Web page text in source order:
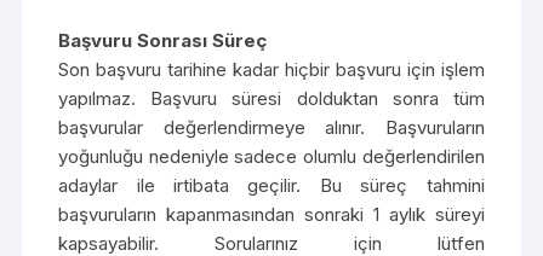
Başvuru Sonrası Süreç
Son başvuru tarihine kadar hiçbir başvuru için işlem
yapılmaz. Başvuru süresi dolduktan sonra tüm
başvurular değerlendirmeye alınır. Başvuruların
yoğunluğu nedeniyle sadece olumlu değerlendirilen
adaylar ile irtibata geçilir. Bu süreç tahmini
başvuruların kapanmasından sonraki 1 aylık süreyi
kapsayabilir. Sorularınız için lütfen